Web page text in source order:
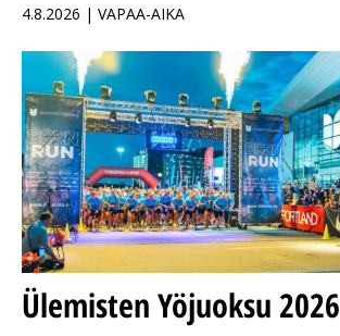
4.8.2026 | VAPAA-AIKA
Ülemisten Yöjuoksu 2026